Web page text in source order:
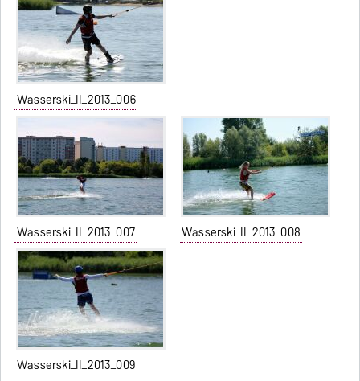
Wasserski_II_2013_006
Wasserski_II_2013_007 Wasserski_II_2013_008
Wasserski_II_2013_009